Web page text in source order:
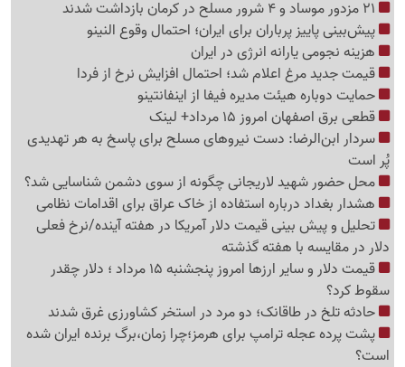
پیش‌بینی پاییز پرباران برای ایران؛ احتمال وقوع النینو
هزینه نجومی یارانه انرژی در ایران
قیمت جدید مرغ اعلام شد؛ احتمال افزایش نرخ از فردا
حمایت دوباره هیئت مدیره فیفا از اینفانتینو
قطعی برق اصفهان امروز 15 مرداد+ لینک
سردار ابن‌الرضا: دست نیروهای مسلح برای پاسخ به هر تهدیدی
پُر است
محل حضور شهید لاریجانی چگونه از سوی دشمن شناسایی شد؟
هشدار بغداد درباره استفاده از خاک عراق برای اقدامات نظامی
تحلیل و پیش بینی قیمت دلار آمریکا در هفته آینده/نرخ فعلی
دلار در مقایسه با هفته گذشته
قیمت دلار و سایر ارزها امروز پنجشنبه 15 مرداد ؛ دلار چقدر
سقوط کرد؟
حادثه تلخ در طاقانک؛ دو مرد در استخر کشاورزی غرق شدند
پشت پرده عجله ترامپ برای هرمز؛چرا زمان،برگ برنده ایران شده
است؟